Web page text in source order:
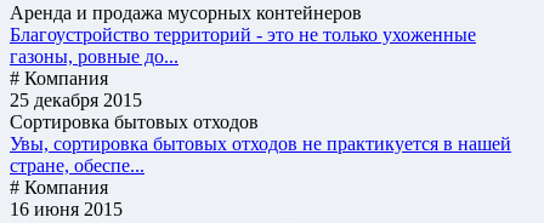
Аренда и продажа мусорных контейнеров
Благоустройство территорий - это не только ухоженные
газоны, ровные до...
# Компания
25 декабря 2015
Сортировка бытовых отходов
Увы, сортировка бытовых отходов не практикуется в нашей
стране, обеспе...
# Компания
16 июня 2015